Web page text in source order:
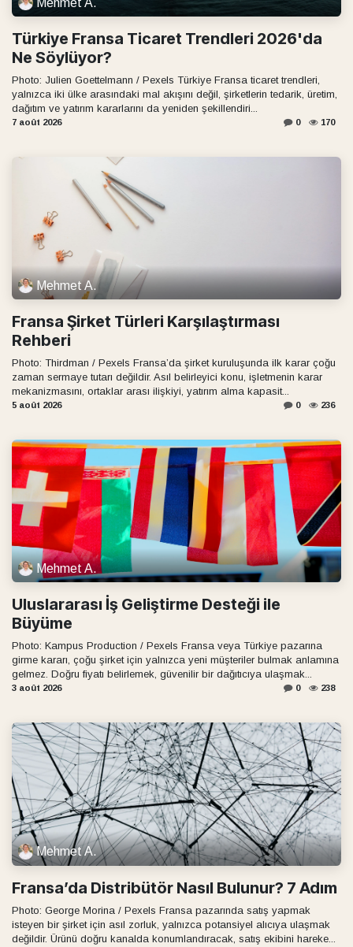
Türkiye Fransa Ticaret Trendleri 2026'da
Ne Söylüyor?
Photo: Julien Goettelmann / Pexels Türkiye Fransa ticaret trendleri,
yalnızca iki ülke arasındaki mal akışını değil, şirketlerin tedarik, üretim,
dağıtım ve yatırım kararlarını da yeniden şekillendiri...
7 août 2026 0 170
Mehmet A.
Fransa Şirket Türleri Karşılaştırması
Rehberi
Photo: Thirdman / Pexels Fransa’da şirket kuruluşunda ilk karar çoğu
zaman sermaye tutarı değildir. Asıl belirleyici konu, işletmenin karar
mekanizmasını, ortaklar arası ilişkiyi, yatırım alma kapasit...
5 août 2026 0 236
Mehmet A.
Uluslararası İş Geliştirme Desteği ile
Büyüme
Photo: Kampus Production / Pexels Fransa veya Türkiye pazarına
girme kararı, çoğu şirket için yalnızca yeni müşteriler bulmak anlamına
gelmez. Doğru fiyatı belirlemek, güvenilir bir dağıtıcıya ulaşmak...
3 août 2026 0 238
Mehmet A.
Fransa’da Distribütör Nasıl Bulunur? 7 Adım
Photo: George Morina / Pexels Fransa pazarında satış yapmak
isteyen bir şirket için asıl zorluk, yalnızca potansiyel alıcıya ulaşmak
değildir. Ürünü doğru kanalda konumlandıracak, satış ekibini hareke...